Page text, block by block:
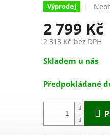
Výprodej
je
0,0
5
2 799 Kč
2 313 Kč bez DPH
Měrná
cena:
Skladem u nás